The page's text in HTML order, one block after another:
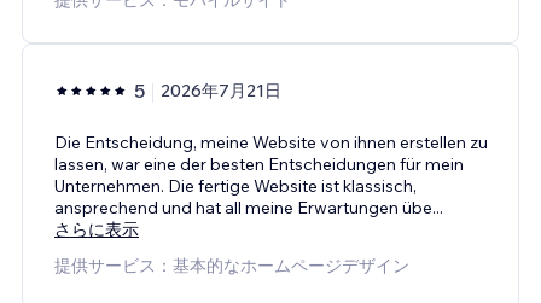
5 2026年7月21日
Die Entscheidung, meine Website von ihnen erstellen zu
lassen, war eine der besten Entscheidungen für mein
Unternehmen. Die fertige Website ist klassisch,
ansprechend und hat all meine Erwartungen übe...
さらに表示
提供サービス：基本的なホームページデザイン